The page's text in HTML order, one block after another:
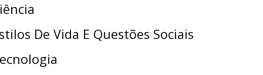
De Vida E Questões Sociais